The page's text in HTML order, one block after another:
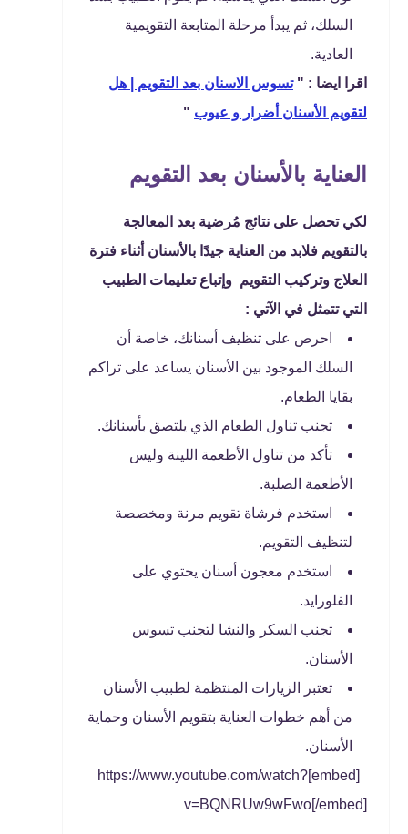
السلك، ثم يبدأ مرحلة المتابعة التقويمية
العادية.
اقرا ايضا : "تسوس الاسنان بعد التقويم | هل
لتقويم الأسنان أضرار و عيوب "
العناية بالأسنان بعد التقويم
لكي تحصل على نتائج مُرضية بعد المعالجة
بالتقويم فلابد من العناية جيدًا بالأسنان أثناء فترة
العلاج وتركيب التقويم وإتباع تعليمات الطبيب
التي تتمثل في الآتي :
احرص على تنظيف أسنانك، خاصة أن
السلك الموجود بين الأسنان يساعد على تراكم
بقايا الطعام.
تجنب تناول الطعام الذي يلتصق بأسنانك.
تأكد من تناول الأطعمة اللينة وليس
الأطعمة الصلبة.
استخدم فرشاة تقويم مرنة ومخصصة
لتنظيف التقويم.
استخدم معجون أسنان يحتوي على
الفلورايد.
تجنب السكر والنشا لتجنب تسوس
الأسنان.
تعتبر الزيارات المنتظمة لطبيب الأسنان
من أهم خطوات العناية بتقويم الأسنان وحماية
الأسنان.
[embed]https://www.youtube.com/watch?
v=BQNRUw9wFwo[/embed]